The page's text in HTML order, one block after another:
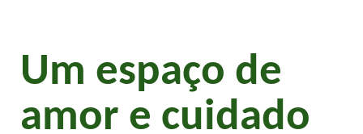
Um espaço de
amor e cuidado